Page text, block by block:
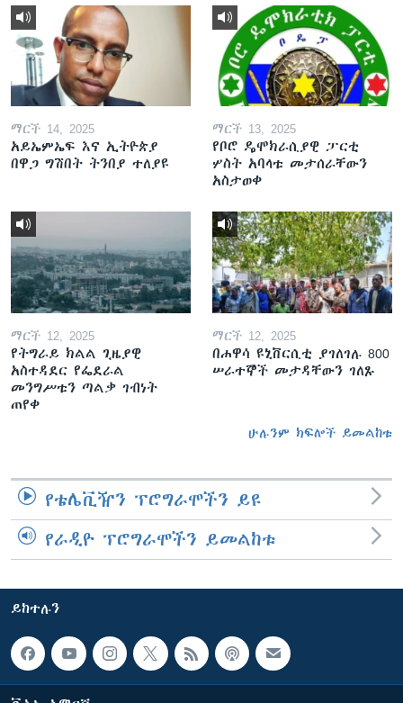
ማርች 14, 2025
አይኤምኤፍ እና ኢትዮጵያ
በዋጋ ግሽበት ትንበያ ተለያዩ
ማርች 13, 2025
የቦሮ ዴሞክራሲያዊ ፓርቲ
ሦስት አባላቱ መታሰራቸውን
አስታወቀ
ማርች 12, 2025
የትግራይ ክልል ጊዜያዊ
አስተዳደር የፌደራል
መንግሥቱን ጣልቃ ገብነት
ጠየቀ
ማርች 12, 2025
በሐዋሳ ዩኒቨርሲቲ ያገለገሉ 800
ሠራተኞች መታዳቸውን ገለጹ
ሁሉንም ክፍሎች ይመልከቱ
የቴሌቪዥን ፕሮግራሞችን ይዩ
የራዲዮ ፕሮግራሞችን ይመልከቱ
ይከተሉን